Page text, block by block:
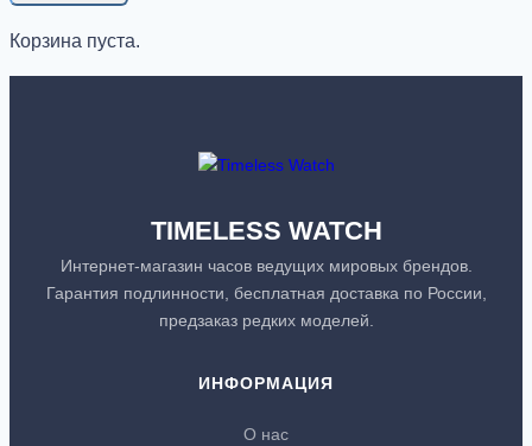
Корзина пуста.
TIMELESS WATCH
Интернет-магазин часов ведущих мировых брендов.
Гарантия подлинности, бесплатная доставка по России,
предзаказ редких моделей.
ИНФОРМАЦИЯ
О нас